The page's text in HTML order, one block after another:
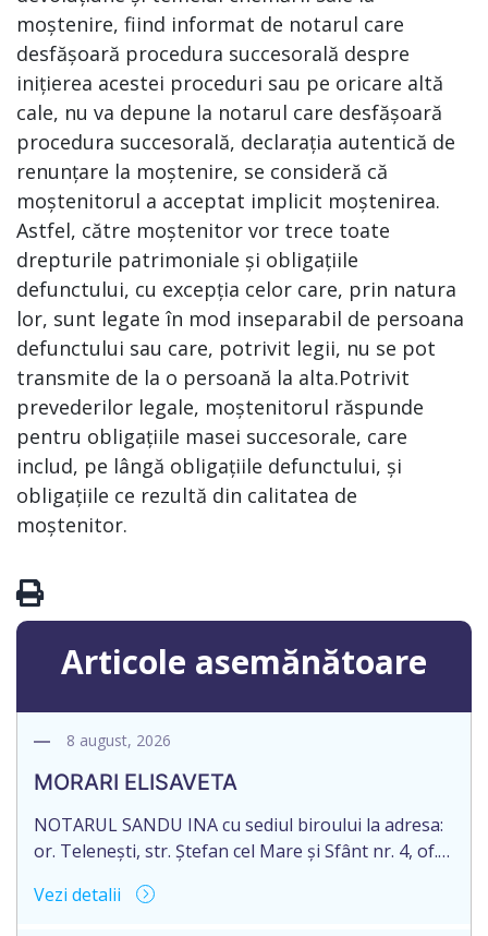
moștenire, fiind informat de notarul care
desfășoară procedura succesorală despre
inițierea acestei proceduri sau pe oricare altă
cale, nu va depune la notarul care desfășoară
procedura succesorală, declarația autentică de
renunțare la moștenire, se consideră că
moștenitorul a acceptat implicit moștenirea.
Astfel, către moștenitor vor trece toate
drepturile patrimoniale și obligațiile
defunctului, cu excepția celor care, prin natura
lor, sunt legate în mod inseparabil de persoana
defunctului sau care, potrivit legii, nu se pot
transmite de la o persoană la alta.Potrivit
prevederilor legale, moștenitorul răspunde
pentru obligațiile masei succesorale, care
includ, pe lângă obligațiile defunctului, și
obligațiile ce rezultă din calitatea de
moștenitor.
Articole asemănătoare
8 august, 2026
MORARI ELISAVETA
NOTARUL SANDU INA cu sediul biroului la adresa:
or. Telenești, str. Ștefan cel Mare și Sfânt nr. 4, of.
succesorale în urma decesului cet. MORARI
Vezi detalii